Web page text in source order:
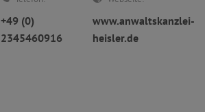
+49 (0)
2345460916
www.anwaltskanzlei-
heisler.de